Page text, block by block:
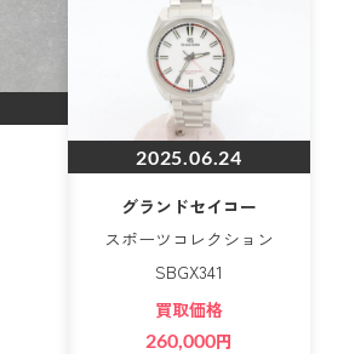
2025.06.24
グランドセイコー
スポーツコレクション
SBGX341
買取価格
260,000円